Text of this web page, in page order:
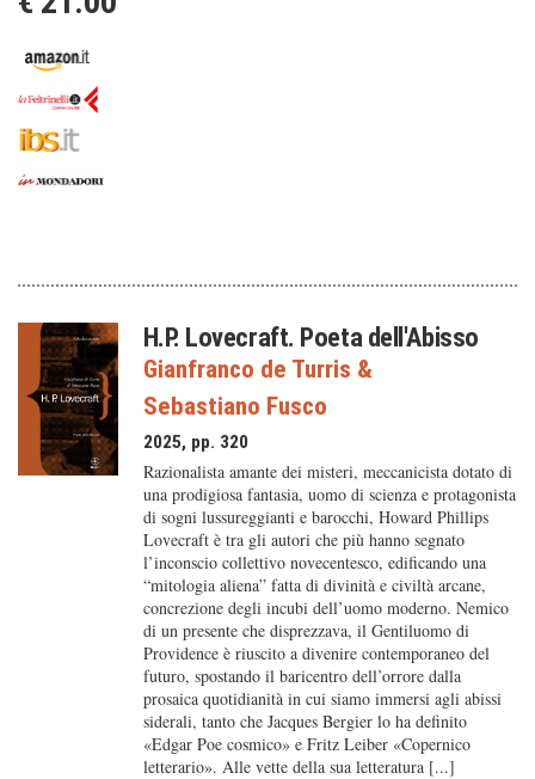
H.P. Lovecraft. Poeta dell'Abisso
Gianfranco de Turris &
Sebastiano Fusco
2025, pp. 320
Razionalista amante dei misteri, meccanicista dotato di
una prodigiosa fantasia, uomo di scienza e protagonista
di sogni lussureggianti e barocchi, Howard Phillips
Lovecraft è tra gli autori che più hanno segnato
l’inconscio collettivo novecentesco, edificando una
“mitologia aliena” fatta di divinità e civiltà arcane,
concrezione degli incubi dell’uomo moderno. Nemico
di un presente che disprezzava, il Gentiluomo di
Providence è riuscito a divenire contemporaneo del
futuro, spostando il baricentro dell’orrore dalla
prosaica quotidianità in cui siamo immersi agli abissi
siderali, tanto che Jacques Bergier lo ha definito
«Edgar Poe cosmico» e Fritz Leiber «Copernico
letterario». Alle vette della sua letteratura [...]